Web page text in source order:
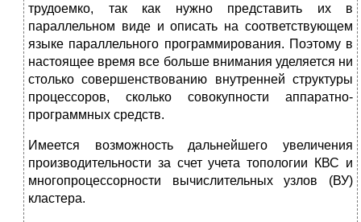
трудоемко, так как нужно представить их в
параллельном виде и описать на соответствующем
языке параллельного программирования. Поэтому в
настоящее время все больше внимания уделяется ни
столько совершенствованию внутренней структуры
процессоров, сколько совокупности аппаратно-
программных средств.
Имеется возможность дальнейшего увеличения
производительности за счет учета топологии КВС и
многопроцессорности вычислительных узлов (ВУ)
кластера.